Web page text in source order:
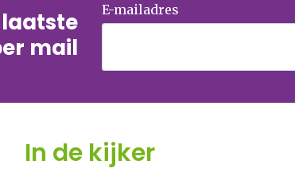
mail
E-mailadres
In de kijker